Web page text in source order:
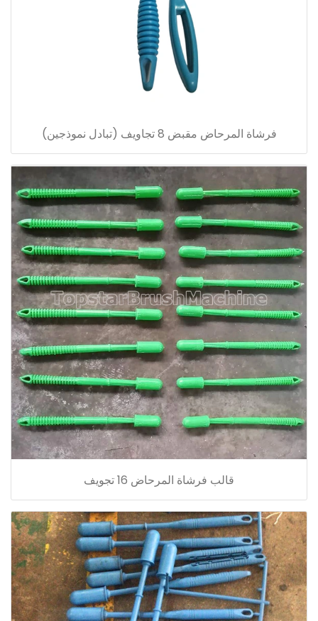
فرشاة المرحاض مقبض 8 تجاويف (تبادل نموذجين)
قالب فرشاة المرحاض 16 تجويف